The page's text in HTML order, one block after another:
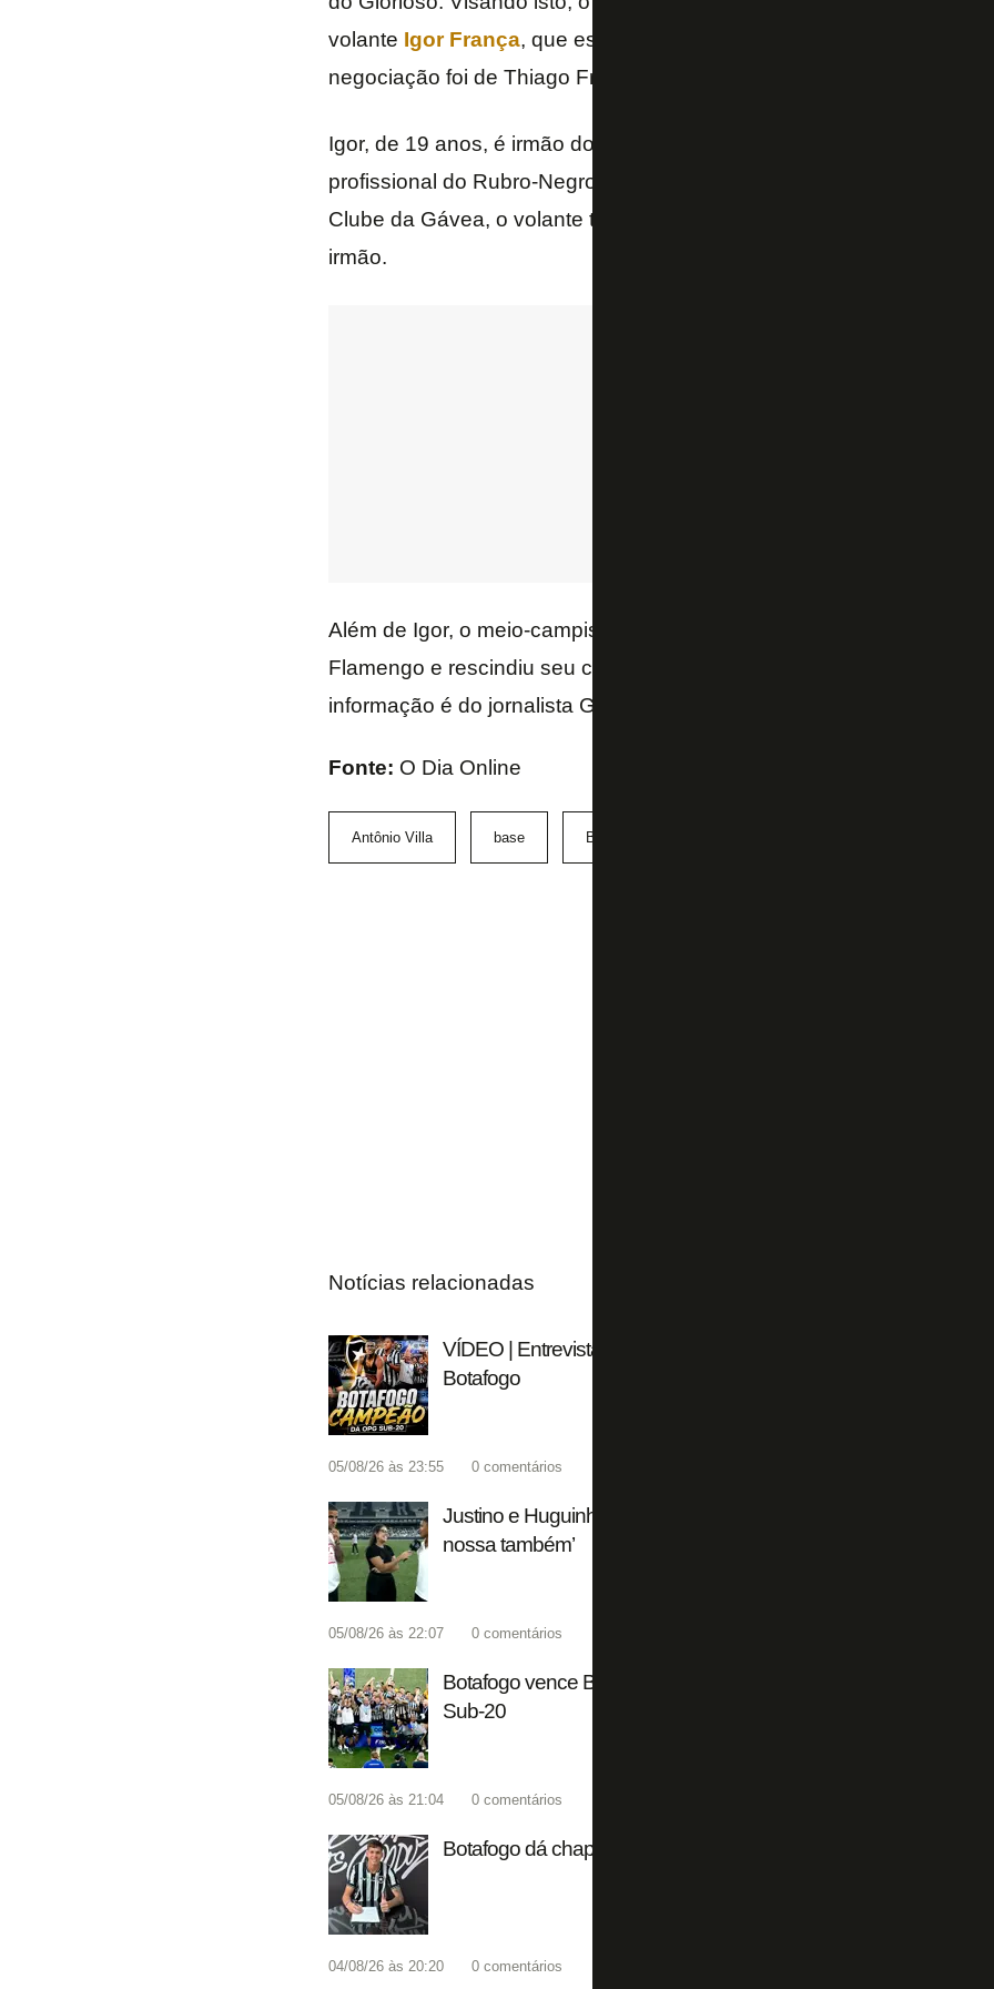
volante Igor França, que estava no
negociação foi de Thiago Franklin, do “Canal do TF”.
Igor, de 19 anos, é irmão do lateral-direito
profissional do Rubro-Negro, e chega para a terceira equipe de sua
Clube da Gávea, o volante também defendeu o Londrina, do
irmão.
Além de Igor, o meio-campista
Flamengo e rescindiu seu contrato nesta terça-feira, para migrar
informação é do jornalista Guilherme Pinheiro, do canal “Flazoeiro”
Fonte: O Dia Online
Antônio Villa base Botafogo
Notícias relacionadas
VÍDEO | Entrevistas exclusivas com os campeões do Torneio
Botafogo
05/08/26 às 23:55 0 comentários
Justino e Huguinho prestigiam título do Botafogo do Torneio
nossa também’
05/08/26 às 22:07 0 comentários
Botafogo vence Bangu no último minuto e conquista o 10º título
Sub-20
05/08/26 às 21:04 0 comentários
Botafogo dá chapéu no Avaí e fecha com destaque da base da
04/08/26 às 20:20 0 comentários